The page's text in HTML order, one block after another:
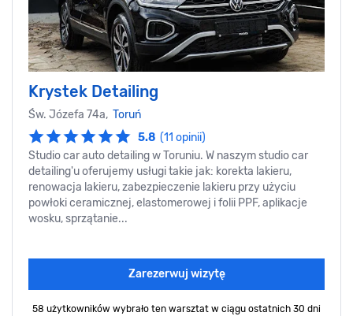
Krystek Detailing
Św. Józefa 74a, Toruń
5.8 (11 opinii)
Studio car auto detailing w Toruniu. W naszym studio car
detailing'u oferujemy usługi takie jak: korekta lakieru,
renowacja lakieru, zabezpieczenie lakieru przy użyciu
powłoki ceramicznej, elastomerowej i folii PPF, aplikacje
wosku, sprzątanie...
Zarezerwuj wizytę
58 użytkowników wybrało ten warsztat w ciągu ostatnich 30 dni